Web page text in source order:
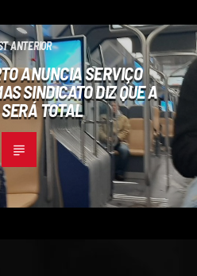
ANTERIOR
ANUNCIA SERVIÇO
SINDICATO DIZ QUE A
TOTAL